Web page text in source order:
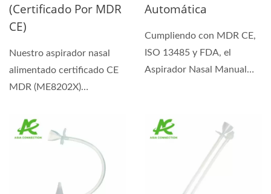
(certificado Por MDR
CE)
Nuestro aspirador nasal
alimentado certificado CE
MDR (ME8202X)
suave...
Automática
Cumpliendo con MDR CE,
ISO 13485 y FDA, el
Aspirador Nasal Manual